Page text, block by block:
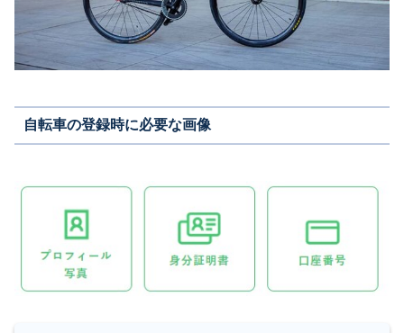
自転車の登録時に必要な画像